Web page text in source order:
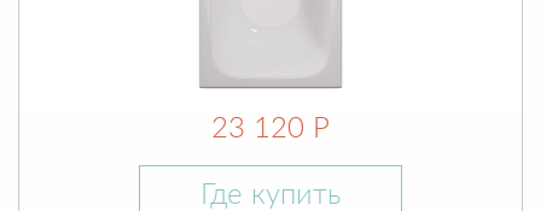
23 120 Р
Где купить